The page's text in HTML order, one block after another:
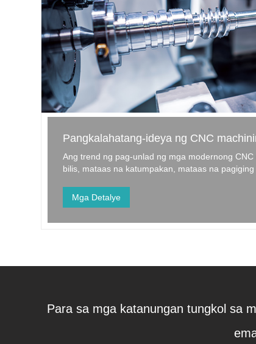
Pangkalahatang-ideya ng CNC
Ang trend ng pag-unlad ng mga modernong
bilis, mataas na katumpakan, mataas na
unlad ay ang pag-unlad...
Mga Detalye
Para sa mga katanungan tungkol sa